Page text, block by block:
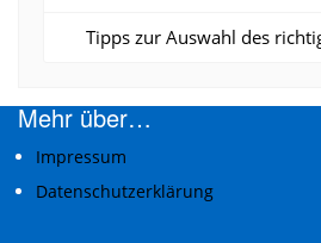
Tipps zur Auswahl des
Mehr über…
Impressum
Datenschutzerklärung